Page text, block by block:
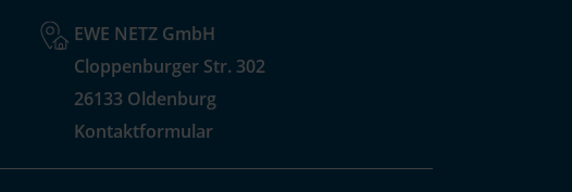
EWE NETZ GmbH
Cloppenburger Str. 302
26133 Oldenburg
Kontaktformular